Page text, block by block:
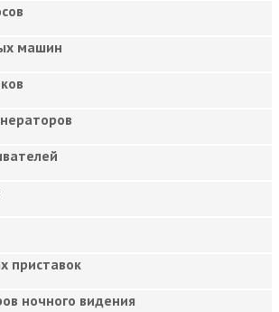
машин
приставок
ночного видения